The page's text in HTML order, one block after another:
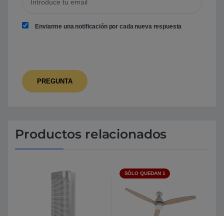
Enviarme una notificación por cada nueva respuesta
Productos relacionados
SÓLO QUEDAN 1